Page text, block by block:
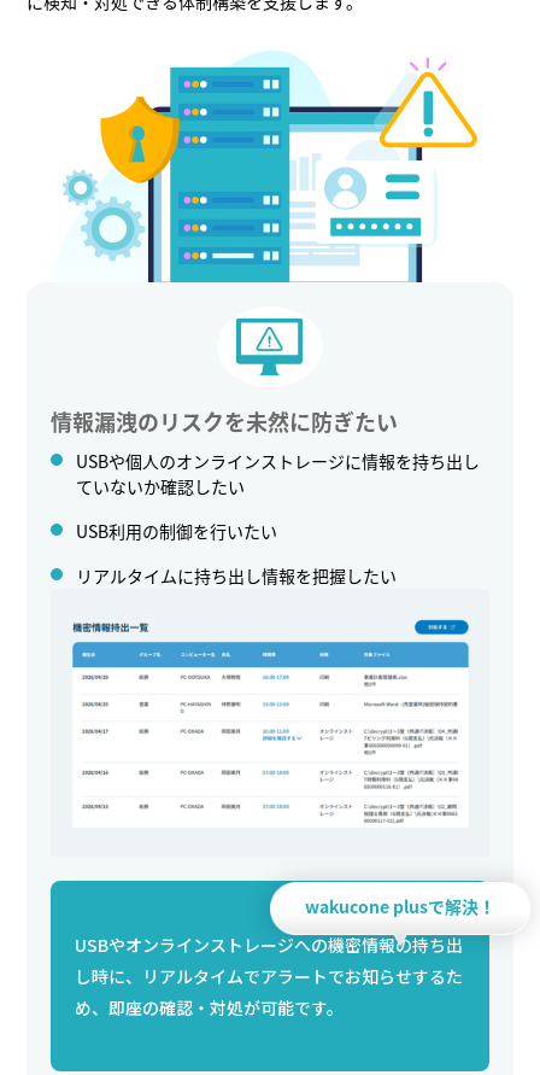
情報漏洩のリスクを未然に防ぎたい
USBや個人のオンラインストレージに情報を持ち出し
ていないか確認したい
USB利用の制御を行いたい
リアルタイムに持ち出し情報を把握したい
wakucone plusで解決！
USBやオンラインストレージへの機密情報の持ち出
し時に、リアルタイムでアラートでお知らせするた
め、即座の確認・対処が可能です。